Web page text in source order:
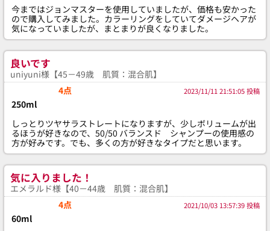
今まではジョンマスターを使用していましたが、価格も安かった
ので購入してみました。カラーリングをしていてダメージヘアが
気になっていましたが、まとまりが良くなりました。
良いです
uniyuni様【45－49歳 肌質：混合肌】
4点
2023/11/11 21:51:05 投稿
250ml
しっとりツヤサラストレートになりますが、少しボリュームが出
るほうが好きなので、50/50 バランスド シャンプーの使用感の
方が好みです。でも、多くの方が好きなタイプだと思います。
気に入りました！
エメラルド様【40－44歳 肌質：混合肌】
4点
2021/10/03 13:57:39 投稿
60ml